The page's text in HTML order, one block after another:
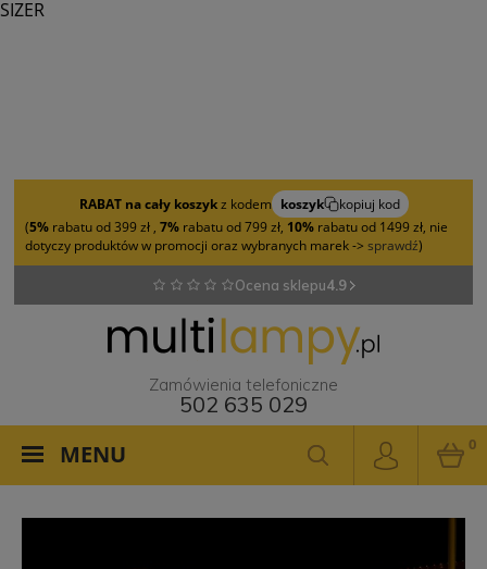
RABAT na cały koszykz kodem koszyk
kopiuj kod
(5% rabatu od 399 zł , 7% rabatu od 799 zł, 10% rabatu od 1499 zł, nie
dotyczy produktów w promocji oraz wybranych marek -> sprawdź)
Ocena sklepu4.9
Zamówienia telefoniczne
502 635 029
MENU 0
SIZER